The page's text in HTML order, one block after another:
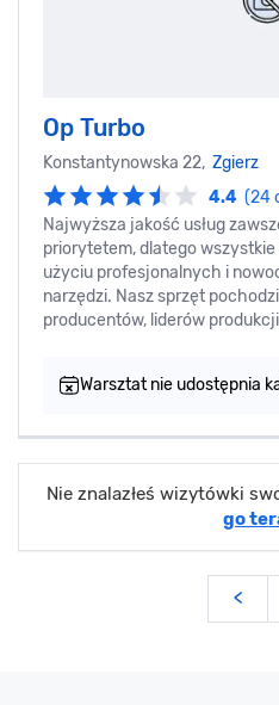
Op Turbo
Konstantynowska 22, Zgierz
4.4 (24
Najwyższa jakość usług
priorytetem, dlatego
użyciu profesjonalnych i
narzędzi. Nasz sprzęt
producentów, liderów
Warsztat nie udostępnia
Nie znalazłeś wizytówki
go
<